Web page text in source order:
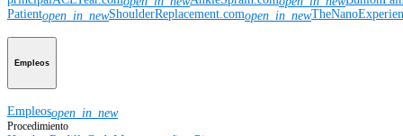
Patientopen_in_newShoulderReplacement.comopen_in_new
Empleos
Empleosopen_in_new
Procedimiento